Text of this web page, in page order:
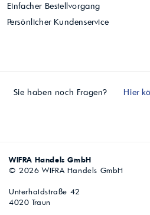
Einfacher Bestellvorgang
Persönlicher Kundenservice
Sie haben noch Fragen? Hier
WIFRA Handels GmbH
© 2026 WIFRA Handels GmbH
Unterhaidstraße 42
4020 Traun